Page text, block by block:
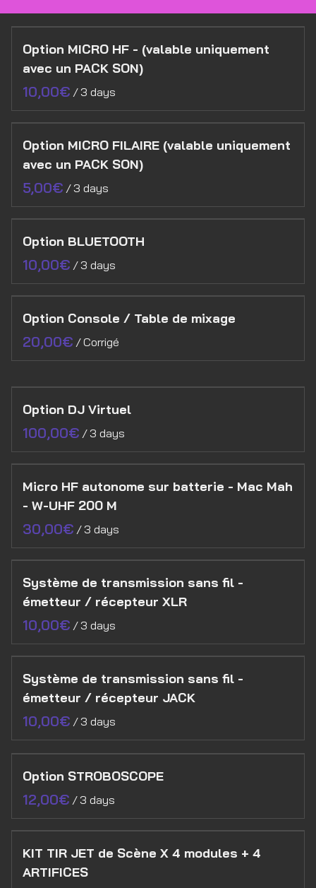
Option MICRO HF - (valable uniquement
avec un PACK SON)
/
Option MICRO FILAIRE (valable uniquement
avec un PACK SON)
/
Option BLUETOOTH
/
Option Console / Table de mixage
/
Option DJ Virtuel
/
Micro HF autonome sur batterie - Mac Mah
- W-UHF 200 M
/
Système de transmission sans fil -
émetteur / récepteur XLR
/
Système de transmission sans fil -
émetteur / récepteur JACK
/
Option STROBOSCOPE
/
KIT TIR JET de Scène X 4 modules + 4
ARTIFICES